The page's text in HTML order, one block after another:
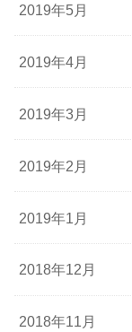
2019年5月
2019年4月
2019年3月
2019年2月
2019年1月
2018年12月
2018年11月